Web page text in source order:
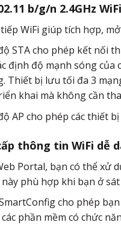
b/g/n 2.4GHz
WiFi giúp tích hợp,
STA cho phép kết nối
định độ mạnh sóng
Thiết bị lưu tối đa 3
khai mà không cần
AP cho phép các thiết
thông tin WiFi dễ
Portal, bạn có thể xử
này phù hợp khi bạn ở
cho phép
các phần mềm có chức